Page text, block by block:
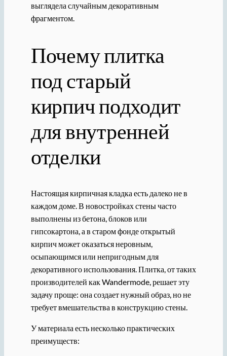
выглядела случайным декоративным
фрагментом.
Почему плитка
под старый
кирпич подходит
для внутренней
отделки
Настоящая кирпичная кладка есть далеко не в
каждом доме. В новостройках стены часто
выполнены из бетона, блоков или
гипсокартона, а в старом фонде открытый
кирпич может оказаться неровным,
осыпающимся или непригодным для
декоративного использования. Плитка, от таких
производителей как Wandermode, решает эту
задачу проще: она создает нужный образ, но не
требует вмешательства в конструкцию стены.
У материала есть несколько практических
преимуществ: